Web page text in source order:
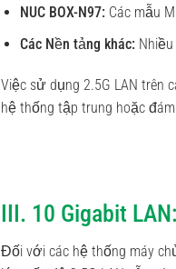
NUC BOX-N97: Các mẫu
Các Nền tảng khác:
Việc sử dụng 2.5G LAN trên
hệ thống tập trung hoặc
III. 10 Gigabit
Đối với các hệ thống máy